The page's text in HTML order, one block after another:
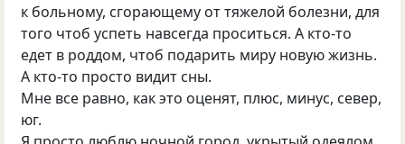
к больному, сгорающему от тяжелой болезни, для
того чтоб успеть навсегда проситься. А кто-то
едет в роддом, чтоб подарить миру новую жизнь.
А кто-то просто видит сны.
Мне все равно, как это оценят, плюс, минус, север,
юг.